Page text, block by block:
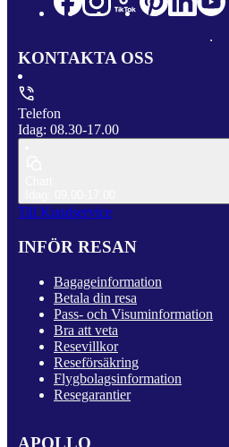
KONTAKTA OSS
Telefon
Idag: 08.30-17.00
Till Kundservice
INFÖR RESAN
Bagageinformation
Betala din resa
Pass- och Visuminformation
Bra att veta
Resevillkor
Reseförsäkring
Flygbolagsinformation
Resegarantier